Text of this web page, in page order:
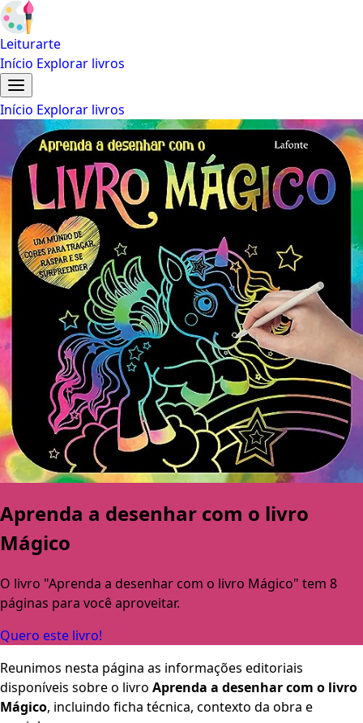
Leiturarte
Início Explorar livros
Início Explorar livros
Aprenda a desenhar com o livro
Mágico
O livro "Aprenda a desenhar com o livro Mágico" tem 8
páginas para você aproveitar.
Quero este livro!
Reunimos nesta página as informações editoriais
disponíveis sobre o livro Aprenda a desenhar com o livro
Mágico, incluindo ficha técnica, contexto da obra e